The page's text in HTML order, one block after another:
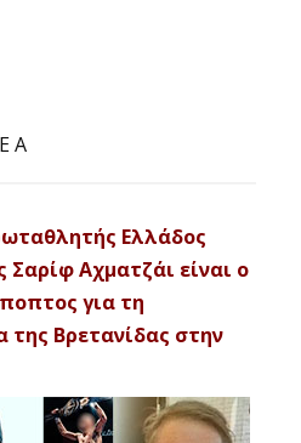
Ελλάδος
Σαρίφ Αχματζάι είναι ο
για τη
της Βρετανίδας στην